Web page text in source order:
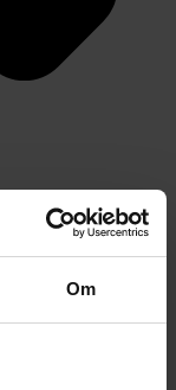
Om